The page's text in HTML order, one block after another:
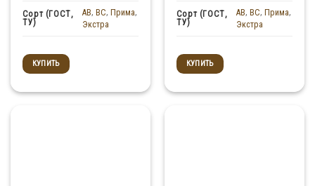
Сорт (ГОСТ,
ТУ)
AB, BC, Прима,
Экстра
КУПИТЬ
Сорт (ГОСТ,
ТУ)
AB, BC, Прима,
Экстра
КУПИТЬ